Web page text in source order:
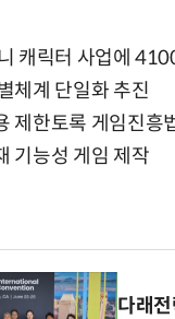
캐릭터 사업에
체계 단일화 추진
제한토록 게임진흥
기능성 게임 제작
다래